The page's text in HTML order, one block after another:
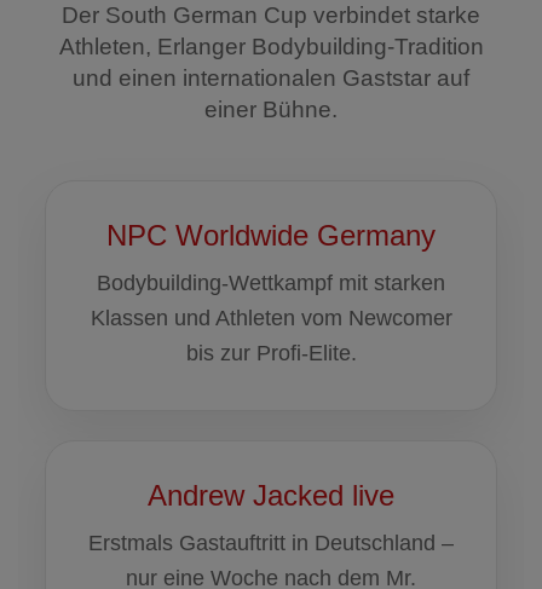
Der South German Cup verbindet starke
Athleten, Erlanger Bodybuilding-Tradition
und einen internationalen Gaststar auf
einer Bühne.
NPC Worldwide Germany
Bodybuilding-Wettkampf mit starken
Klassen und Athleten vom Newcomer
bis zur Profi-Elite.
Andrew Jacked live
Erstmals Gastauftritt in Deutschland –
nur eine Woche nach dem Mr.